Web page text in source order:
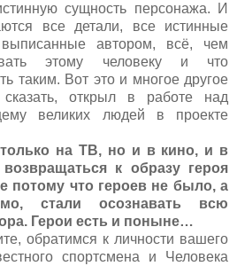
сущность персонажа. И
все детали, все истинные
выписанные автором, всё, чем
этому человеку и что
таким. Вот это и многое другое
открыл в работе над
великих людей в проекте
на ТВ, но и в кино, и в
к образу героя
потому что героев не было, а
стали осознавать всю
Герои есть и поныне…
обратимся к личности вашего
спортсмена и Человека